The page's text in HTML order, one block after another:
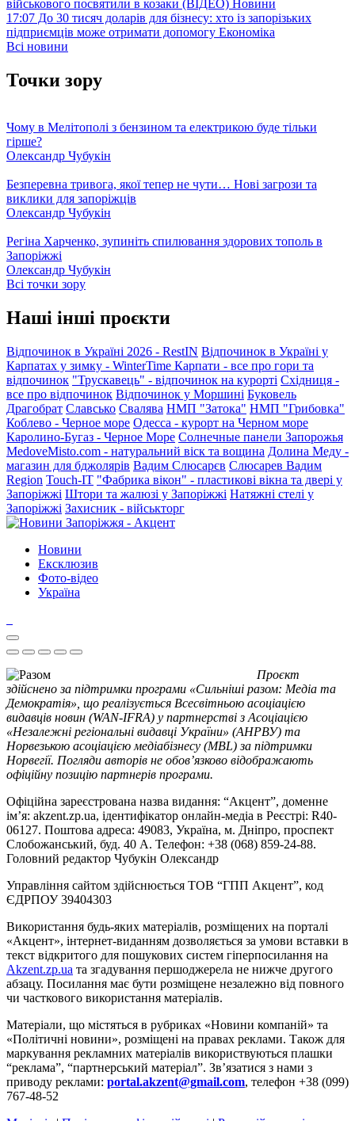
військового посвятили в козаки (ВІДЕО) Новини
17:07 До 30 тисяч доларів для бізнесу: хто із запорізьких
підприємців може отримати допомогу Економіка
Всі новини
Точки зору
Чому в Мелітополі з бензином та електрикою буде тільки
гірше?
Олександр Чубукін
Безперевна тривога, якої тепер не чути… Нові загрози та
виклики для запоріжців
Олександр Чубукін
Регіна Харченко, зупиніть спилювання здорових тополь в
Запоріжжі
Олександр Чубукін
Всі точки зору
Наші інші проєкти
Відпочинок в Україні 2026 - RestIN Відпочинок в Україні у
Карпатах у зимку - WinterTime Карпати - все про гори та
відпочинок "Трускавець" - відпочинок на курорті Східниця -
все про відпочинок Відпочинок у Моршині Буковель
Драгобрат Славсько Свалява НМП "Затока" НМП "Грибовка"
Коблево - Черное море Одесса - курорт на Черном море
Каролино-Бугаз - Черное Море Солнечные панели Запорожья
MedoveMisto.com - натуральний віск та вощина Долина Меду -
магазин для бджолярів Вадим Слюсарєв Слюсарев Вадим
Region Touch-IT "Фабрика вікон" - пластикові вікна та двері у
Запоріжжі Штори та жалюзі у Запоріжжі Натяжні стелі у
Запоріжжі Захисник - військторг
Новини
Ексклюзив
Фото-відео
Україна
Проєкт
здійснено за підтримки програми «Сильніші разом: Медіа та
Демократія», що реалізується Всесвітньою асоціацією
видавців новин (WAN-IFRA) у партнерстві з Асоціацією
«Незалежні регіональні видавці України» (АНРВУ) та
Норвезькою асоціацією медіабізнесу (MBL) за підтримки
Норвегії. Погляди авторів не обов’язково відображають
офіційну позицію партнерів програми.
Офіційна зареєстрована назва видання: “Акцент”, доменне
ім’я: akzent.zp.ua, ідентифікатор онлайн-медіа в Реєстрі: R40-
06127. Поштова адреса: 49083, Україна, м. Дніпро, проспект
Слобожанський, буд. 40 А. Телефон: +38 (068) 859-24-88.
Головний редактор Чубукін Олександр
Управління сайтом здійснюється ТОВ “ГПП Акцент”, код
ЄДРПОУ 39404303
Використання будь-яких матеріалів, розміщених на порталі
«Акцент», інтернет-виданням дозволяється за умови вставки в
текст відкритого для пошукових систем гіперпосилання на
Akzent.zp.ua та згадування першоджерела не нижче другого
абзацу. Посилання має бути розміщене незалежно від повного
чи часткового використання матеріалів.
Матеріали, що містяться в рубриках «Новини компаній» та
«Політичні новини», розміщені на правах реклами. Також для
маркування рекламних матеріалів використвуються плашки
“реклама”, “партнерський матеріал”. Зв’язатися з нами з
приводу реклами: portal.akzent@gmail.com, телефон +38 (099)
767-48-52